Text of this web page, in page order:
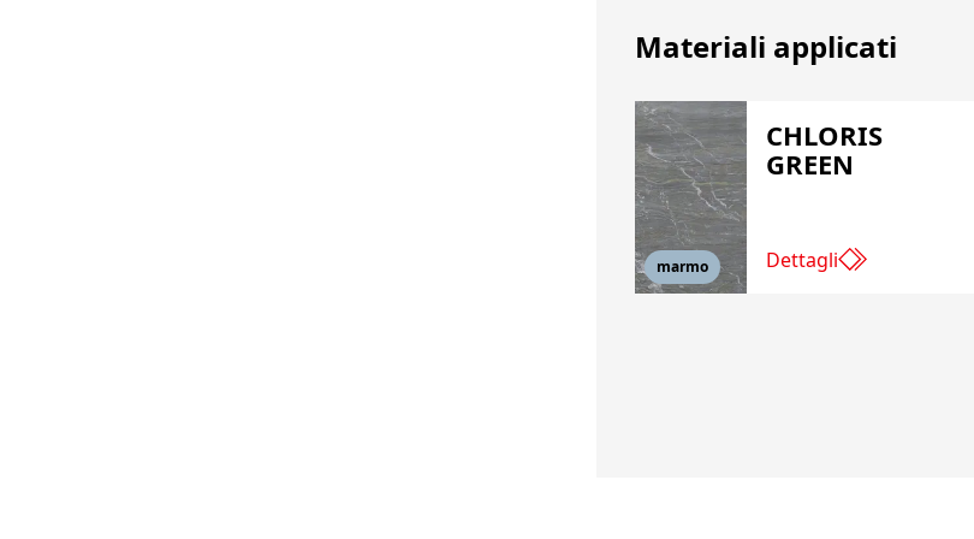
Materiali applicati
marmo
CHLORIS
GREEN
Dettagli